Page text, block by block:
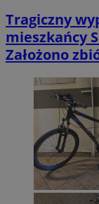
Tragiczny
mieszkańcy
Założono